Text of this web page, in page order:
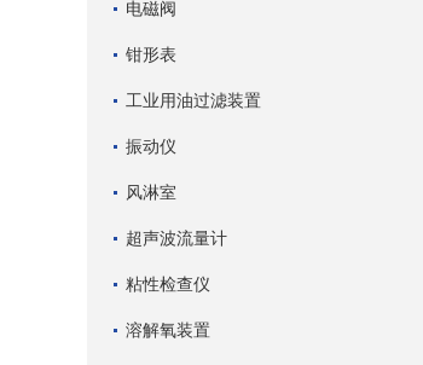
电磁阀
钳形表
工业用油过滤装置
振动仪
风淋室
超声波流量计
粘性检查仪
溶解氧装置